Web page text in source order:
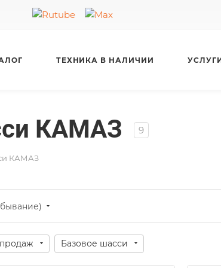
ТЕХНИКА В НАЛИЧИИ
КАМАЗ 9
КАМАЗ
Базовое шасси